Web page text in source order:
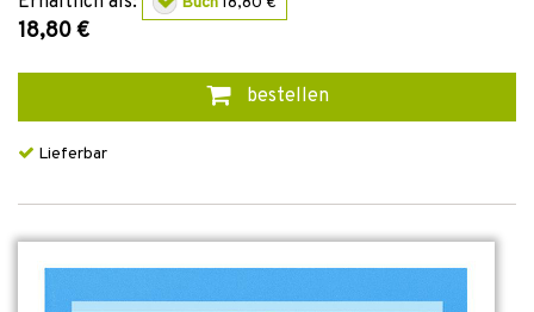
18,80 €
bestellen
Lieferbar